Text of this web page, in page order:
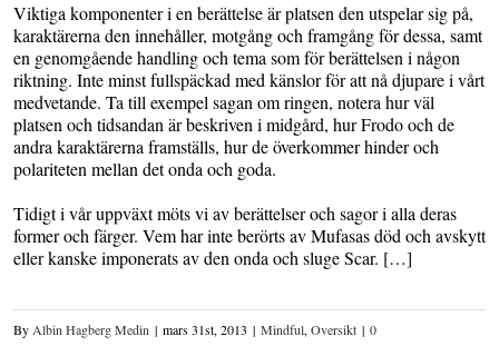
Viktiga komponenter i en berättelse är platsen den utspelar sig på,
karaktärerna den innehåller, motgång och framgång för dessa, samt
en genomgående handling och tema som för berättelsen i någon
riktning. Inte minst fullspäckad med känslor för att nå djupare i vårt
medvetande. Ta till exempel sagan om ringen, notera hur väl
platsen och tidsandan är beskriven i midgård, hur Frodo och de
andra karaktärerna framställs, hur de överkommer hinder och
polariteten mellan det onda och goda.
Tidigt i vår uppväxt möts vi av berättelser och sagor i alla deras
former och färger. Vem har inte berörts av Mufasas död och avskytt
eller kanske imponerats av den onda och sluge Scar. […]
By Albin Hagberg Medin | mars 31st, 2013 | Mindful, Oversikt | 0